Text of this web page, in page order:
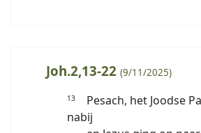
Joh.2,13-22 (9/11/2025)
13
Pesach, het Joodse
nabij